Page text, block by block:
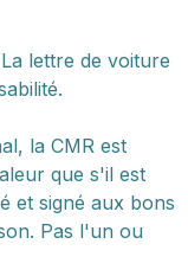
lettre de voiture
la CMR est
que s'il est
et signé aux bons
Pas l'un ou